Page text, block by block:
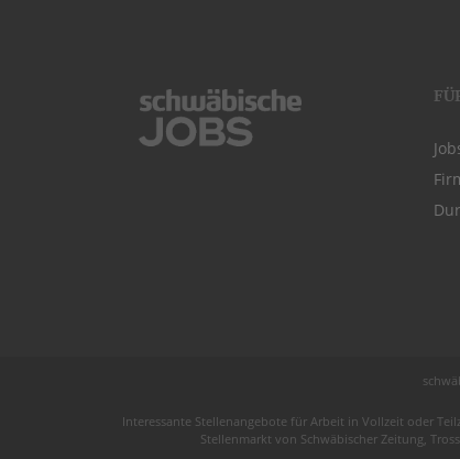
Interessante Stellenangebote für Arbeit in Vollzeit oder
Stellenmarkt von Schwäbischer Zeitung ,